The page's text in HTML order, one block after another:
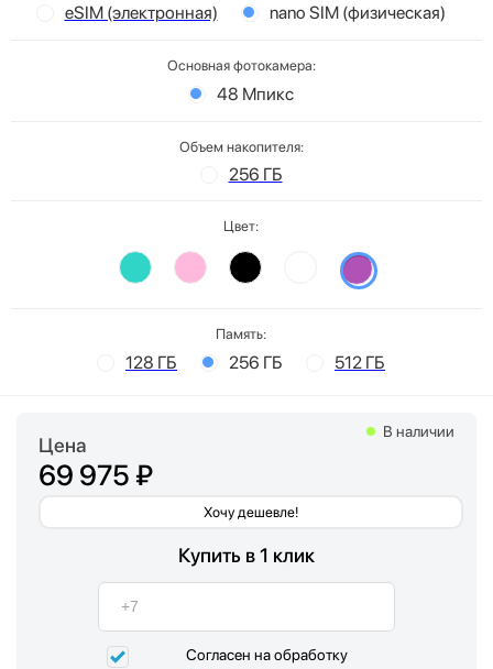
eSIM (электронная) nano SIM (физическая)
Основная фотокамера:
48 Мпикс
Объем накопителя:
256 ГБ
Цвет:
Память:
128 ГБ 256 ГБ 512 ГБ
Цена
69 975 ₽
Хочу дешевле!
В наличии
Купить в 1 клик
Согласен на обработку